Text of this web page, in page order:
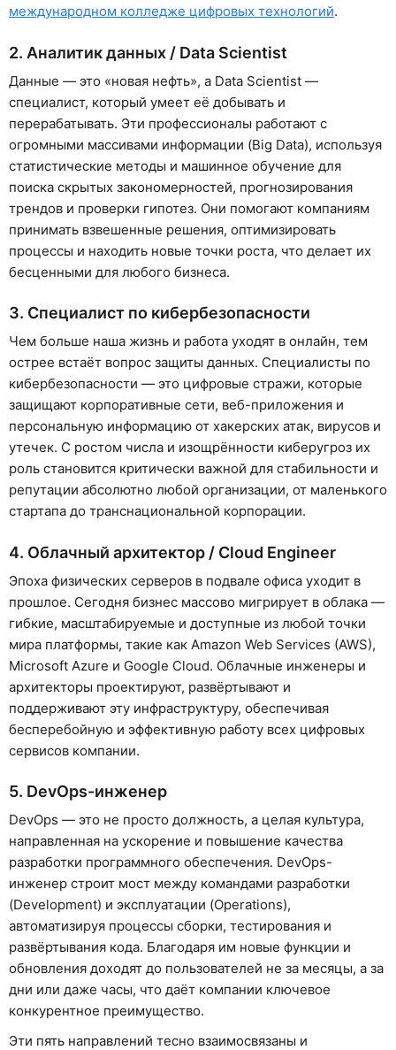
международном колледже цифровых технологий.
2. Аналитик данных / Data Scientist
Данные — это «новая нефть», а Data Scientist —
специалист, который умеет её добывать и
перерабатывать. Эти профессионалы работают с
огромными массивами информации (Big Data), используя
статистические методы и машинное обучение для
поиска скрытых закономерностей, прогнозирования
трендов и проверки гипотез. Они помогают компаниям
принимать взвешенные решения, оптимизировать
процессы и находить новые точки роста, что делает их
бесценными для любого бизнеса.
3. Специалист по кибербезопасности
Чем больше наша жизнь и работа уходят в онлайн, тем
острее встаёт вопрос защиты данных. Специалисты по
кибербезопасности — это цифровые стражи, которые
защищают корпоративные сети, веб-приложения и
персональную информацию от хакерских атак, вирусов и
утечек. С ростом числа и изощрённости киберугроз их
роль становится критически важной для стабильности и
репутации абсолютно любой организации, от маленького
стартапа до транснациональной корпорации.
4. Облачный архитектор / Cloud Engineer
Эпоха физических серверов в подвале офиса уходит в
прошлое. Сегодня бизнес массово мигрирует в облака —
гибкие, масштабируемые и доступные из любой точки
мира платформы, такие как Amazon Web Services (AWS),
Microsoft Azure и Google Cloud. Облачные инженеры и
архитекторы проектируют, развёртывают и
поддерживают эту инфраструктуру, обеспечивая
бесперебойную и эффективную работу всех цифровых
сервисов компании.
5. DevOps-инженер
DevOps — это не просто должность, а целая культура,
направленная на ускорение и повышение качества
разработки программного обеспечения. DevOps-
инженер строит мост между командами разработки
(Development) и эксплуатации (Operations),
автоматизируя процессы сборки, тестирования и
развёртывания кода. Благодаря им новые функции и
обновления доходят до пользователей не за месяцы, а за
дни или даже часы, что даёт компании ключевое
конкурентное преимущество.
Эти пять направлений тесно взаимосвязаны и